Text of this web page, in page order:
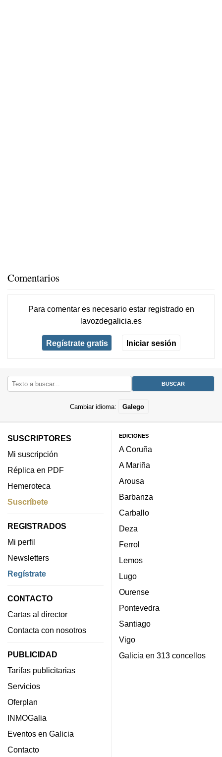
Comentarios
Para comentar es necesario estar registradoen
lavozdegalicia.es
Regístrate gratis Iniciar sesión
Cambiar idioma: Galego
SUSCRIPTORES
Mi suscripción
Réplica en PDF
Hemeroteca
Suscríbete
REGISTRADOS
Mi perfil
Newsletters
Regístrate
CONTACTO
Cartas al director
Contacta con nosotros
PUBLICIDAD
Tarifas publicitarias
Servicios
Oferplan
INMOGalia
Eventos en Galicia
Contacto
EDICIONES
A Coruña
A Mariña
Arousa
Barbanza
Carballo
Deza
Ferrol
Lemos
Lugo
Ourense
Pontevedra
Santiago
Vigo
Galicia en 313 concellos